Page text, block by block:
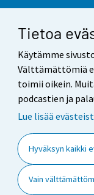
Tietoa
Käytämme
Välttämättömiä
toimii oikein.
podcastien ja
Lue lisää
Hyväksyn kaikki
Vain
Yhteystiedot
Palaute
Käyttöehdot
Saavutettavuus
Tietoa sivustosta
Evästeasetukset